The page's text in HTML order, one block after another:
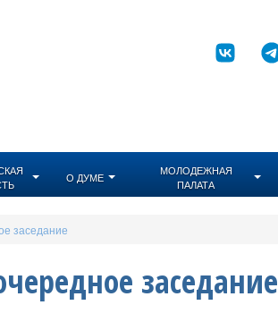
О ДУМЕ
МОЛОДЕЖНАЯ
ПАЛАТА
заседание
заседание